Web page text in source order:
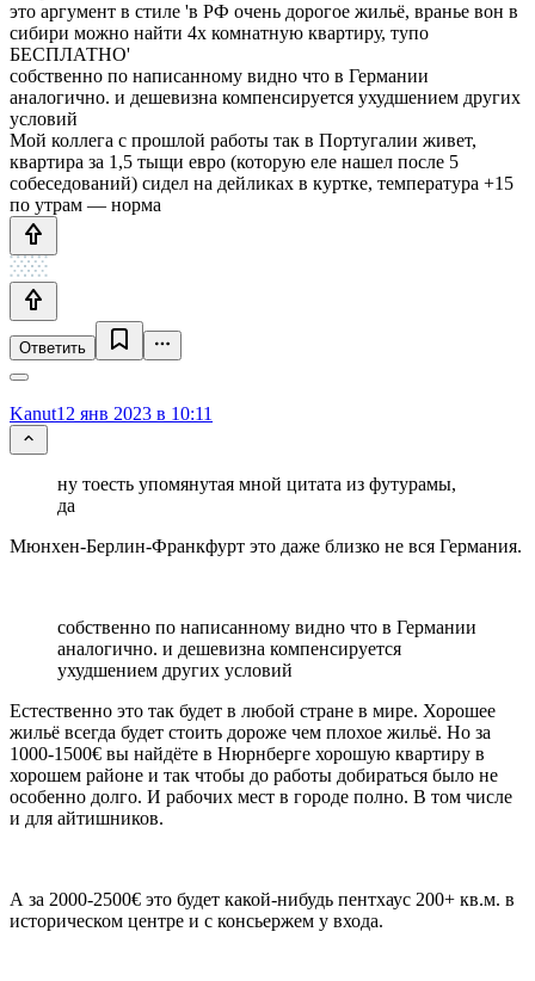
это аргумент в стиле 'в РФ очень дорогое жильё, вранье вон в
сибири можно найти 4х комнатную квартиру, тупо
БЕСПЛАТНО'
собственно по написанному видно что в Германии
аналогично. и дешевизна компенсируется ухудшением других
условий
Мой коллега с прошлой работы так в Португалии живет,
квартира за 1,5 тыщи евро (которую еле нашел после 5
собеседований) сидел на дейликах в куртке, температура +15
по утрам — норма
Ответить
Kanut12 янв 2023 в 10:11
ну тоесть упомянутая мной цитата из футурамы,
да
Мюнхен-Берлин-Франкфурт это даже близко не вся Германия.
собственно по написанному видно что в Германии
аналогично. и дешевизна компенсируется
ухудшением других условий
Естественно это так будет в любой стране в мире. Хорошее
жильё всегда будет стоить дороже чем плохое жильё. Но за
1000-1500€ вы найдёте в Нюрнберге хорошую квартиру в
хорошем районе и так чтобы до работы добираться было не
особенно долго. И рабочих мест в городе полно. В том числе
и для айтишников.
А за 2000-2500€ это будет какой-нибудь пентхаус 200+ кв.м. в
историческом центре и с консьержем у входа.